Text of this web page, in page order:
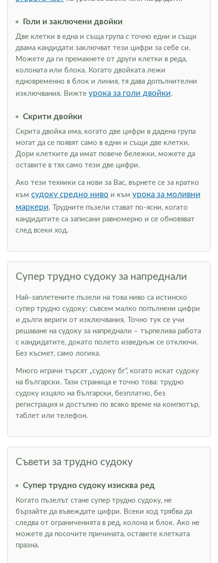
Голи и заключени двойки
Две клетки в една и съща група с точно едни и същи
двама кандидати заключват тези цифри за себе си.
Можете да ги премахнете от други клетки в реда,
колоната или блока. Когато двойката лежи
едновременно в блок и линия, тя дава допълнителни
изключвания. Вижте урока за голи двойки.
Скрити двойки
Скрита двойка има, когато две цифри в дадена група
могат да се появят само в едни и същи две клетки.
Дори клетките да имат повече бележки, можете да
оставите в тях само тези две цифри.
Ако тези техники са нови за Вас, върнете се за кратко
към судоку средно ниво и към урока за моливни
маркери. Трудните пъзели стават по-ясни, когато
кандидатите са записани равномерно и се обновяват
след всеки ход.
Супер трудно судоку за напреднали
Най-заплетените пъзели на това ниво са истинско
супер трудно судоку: съвсем малко попълнени цифри
и дълги вериги от изключвания. Точно тук се учи
решаване на судоку за напреднали – търпелива работа
с кандидатите, докато полето изведнъж се отключи.
Без късмет, само логика.
Много играчи търсят „судоку бг“, когато искат судоку
на български. Тази страница е точно това: трудно
судоку изцяло на български, безплатно, без
регистрация и достъпно по всяко време на компютър,
таблет или телефон.
Съвети за трудно судоку
Супер трудно судоку изисква ред
Когато пъзелът стане супер трудно судоку, не
бързайте да въвеждате цифри. Всеки ход трябва да
следва от ограниченията в ред, колона и блок. Ако не
можете да посочите причината, оставете клетката
празна.